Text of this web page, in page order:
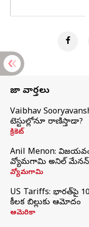
తాజా వార్తలు
Vaibhav
టెస్టుల్లోనూ రాణిస్తాడా?
క్రికెట్
Anil Menon:
వ్యోమగామి అనిల్‌ మేనన్
వ్యోమగామి
US Tariffs: భారత్‌పై
కీలక బిల్లుకు ఆమోదం
అమెరికా